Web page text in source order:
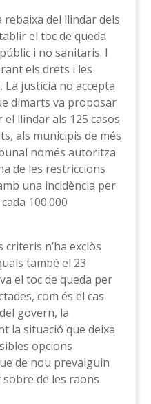
rebaixa del llindar dels
el toc de queda
i no sanitaris. I
els drets i les
justícia no accepta
dimarts va proposar
llindar als 125 casos
als municipis de més
només autoritza
de les restriccions
una incidència per
100.000
n’ha exclòs
també el 23
el toc de queda per
com és el cas
govern, la
la situació que deixa
opcions
de nou prevalguin
de les raons